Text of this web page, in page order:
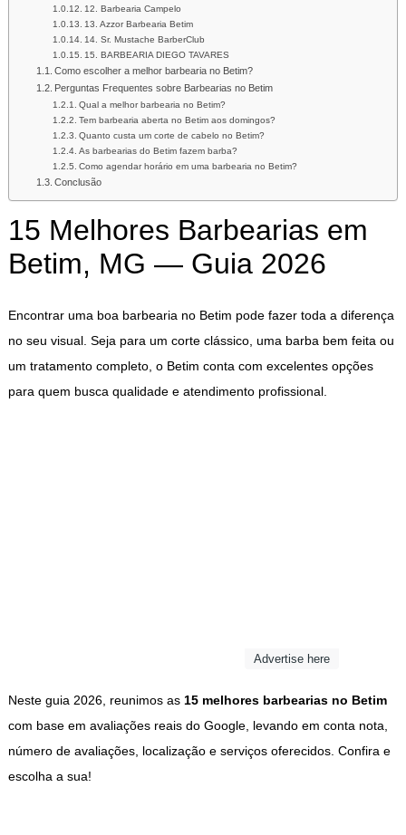
12. Barbearia Campelo
13. Azzor Barbearia Betim
14. Sr. Mustache BarberClub
15. BARBEARIA DIEGO TAVARES
Como escolher a melhor barbearia no Betim?
Perguntas Frequentes sobre Barbearias no Betim
Qual a melhor barbearia no Betim?
Tem barbearia aberta no Betim aos domingos?
Quanto custa um corte de cabelo no Betim?
As barbearias do Betim fazem barba?
Como agendar horário em uma barbearia no Betim?
Conclusão
15 Melhores Barbearias em
Betim, MG — Guia 2026
Encontrar uma boa barbearia no Betim pode fazer toda a diferença
no seu visual. Seja para um corte clássico, uma barba bem feita ou
um tratamento completo, o Betim conta com excelentes opções
para quem busca qualidade e atendimento profissional.
Advertise here
Neste guia 2026, reunimos as 15 melhores barbearias no Betim
com base em avaliações reais do Google, levando em conta nota,
número de avaliações, localização e serviços oferecidos. Confira e
escolha a sua!